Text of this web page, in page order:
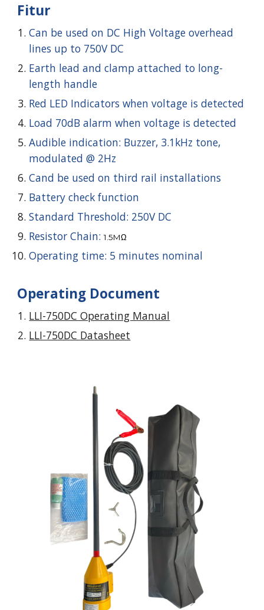
Fitur
Can be used on DC High Voltage overhead
lines up to 750V DC
Earth lead and clamp attached to long-
length handle
Red LED Indicators when voltage is detected
Load 70dB alarm when voltage is detected
Audible indication: Buzzer, 3.1kHz tone,
modulated @ 2Hz
Cand be used on third rail installations
Battery check function
Standard Threshold: 250V DC
Resistor Chain:1.5MΩ
Operating time: 5 minutes nominal
Operating Document
LLI-750DC Operating Manual
LLI-750DC Datasheet